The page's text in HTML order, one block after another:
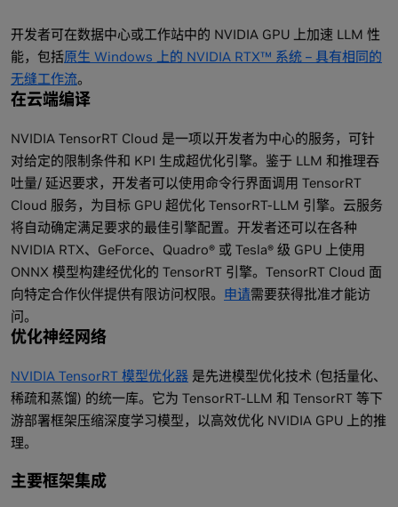
开发者可在数据中心或工作站中的 NVIDIA GPU 上加速 LLM 性
能，包括原生 Windows 上的 NVIDIA RTX™ 系统 – 具有相同的
无缝工作流。
在云端编译
NVIDIA TensorRT Cloud 是一项以开发者为中心的服务，可针
对给定的限制条件和 KPI 生成超优化引擎。鉴于 LLM 和推理吞
吐量/ 延迟要求，开发者可以使用命令行界面调用 TensorRT
Cloud 服务，为目标 GPU 超优化 TensorRT-LLM 引擎。云服务
将自动确定满足要求的最佳引擎配置。开发者还可以在各种
NVIDIA RTX、GeForce、Quadro® 或 Tesla® 级 GPU 上使用
ONNX 模型构建经优化的 TensorRT 引擎。TensorRT Cloud 面
向特定合作伙伴提供有限访问权限。 申请需要获得批准才能访
问。
优化神经网络
NVIDIA TensorRT 模型优化器 是先进模型优化技术 (包括量化、
稀疏和蒸馏) 的统一库。它为 TensorRT-LLM 和 TensorRT 等下
游部署框架压缩深度学习模型，以高效优化 NVIDIA GPU 上的推
理。
主要框架集成